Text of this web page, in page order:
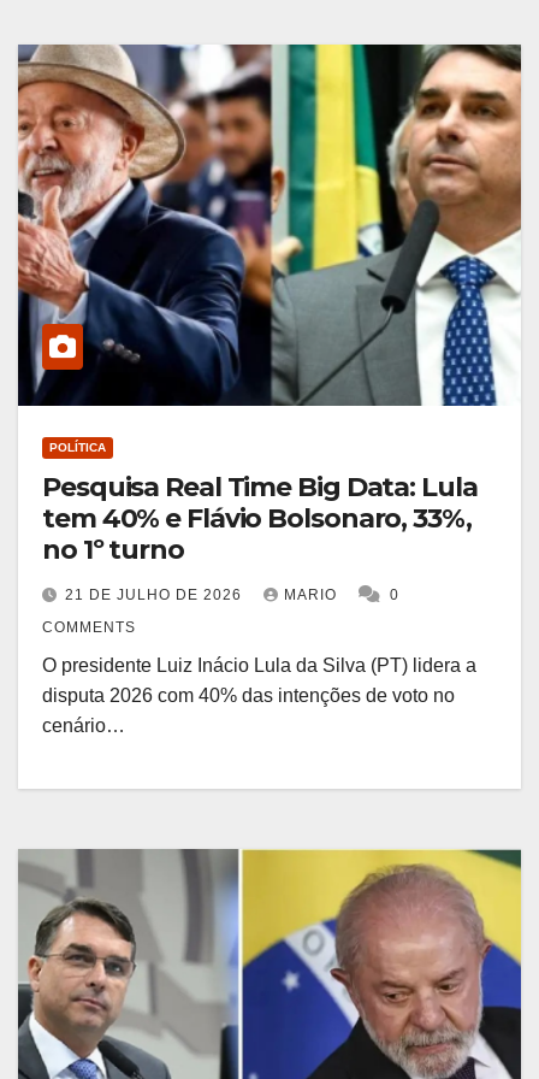
POLÍTICA
Pesquisa Real Time Big Data: Lula
tem 40% e Flávio Bolsonaro, 33%,
no 1º turno
21 DE JULHO DE 2026 MARIO
0
COMMENTS
O presidente Luiz Inácio Lula da Silva (PT) lidera a
disputa 2026 com 40% das intenções de voto no
cenário…